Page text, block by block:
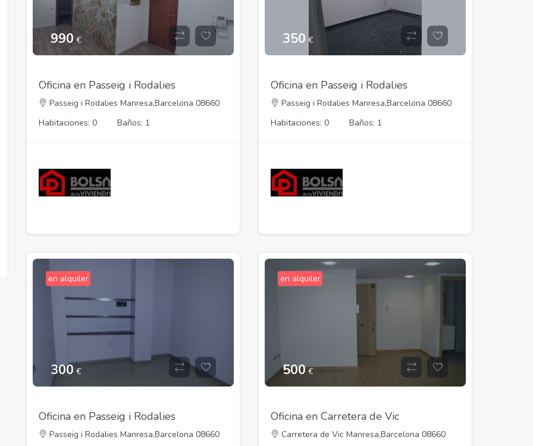
990 €
Oficina en Passeig i Rodalies
Passeig i Rodalies Manresa,Barcelona 08660
Habitaciones: 0
Baños: 1
350 €
Oficina en Passeig i Rodalies
Passeig i Rodalies Manresa,Barcelona 08660
Habitaciones: 0
Baños: 1
en alquiler
300 €
Oficina en Passeig i Rodalies
Passeig i Rodalies Manresa,Barcelona 08660
en alquiler
500 €
Oficina en Carretera de Vic
Carretera de Vic Manresa,Barcelona 08660